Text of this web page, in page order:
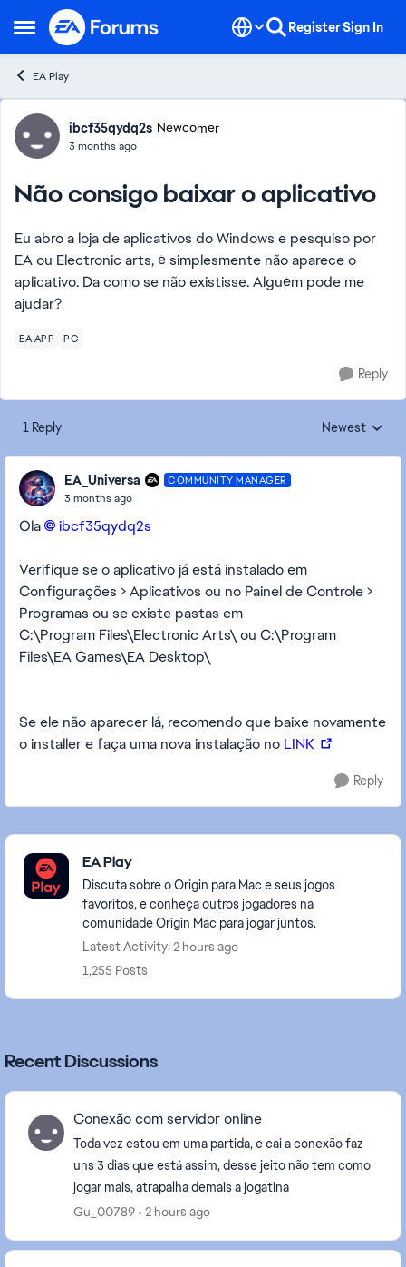
Open Side Menu
Skip to content RegisterSign In
EA Play
Forum Discussion
ibcf35qydq2s Newcomer
3 months ago
Não consigo baixar o aplicativo
Eu abro a loja de aplicativos do Windows e pesquiso por
EA ou Electronic arts, é simplesmente não aparece o
aplicativo. Da como se não existisse. Alguém pode me
ajudar?
EA APP PC
Reply
1 Reply Replies sorted
Newest
EA_Universa COMMUNITY MANAGER
3 months ago
Ola ibcf35qydq2s​
Verifique se o aplicativo já está instalado em
Configurações > Aplicativos ou no Painel de Controle >
Programas ou se existe pastas em
C:\Program Files\Electronic Arts\ ou C:\Program
Files\EA Games\EA Desktop\
Se ele não aparecer lá, recomendo que baixe novamente
o installer e faça uma nova instalação no LINK
Reply
Featured Places
EA Play
Discuta sobre o Origin para Mac e seus jogos
favoritos, e conheça outros jogadores na
comunidade Origin Mac para jogar juntos.
Latest Activity: 2 hours ago
1,255 Posts
Recent Discussions
Conexão com servidor online
Toda vez estou em uma partida, e cai a conexão faz
uns 3 dias que está assim, desse jeito não tem como
jogar mais, atrapalha demais a jogatina
Gu_00789
2 hours ago